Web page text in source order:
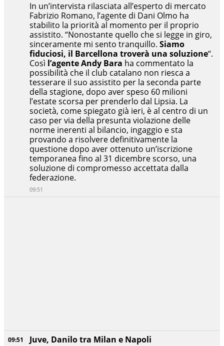
09:51
Juve, Danilo tra Milan e Napoli
In un’intervista rilasciata all’esperto di mercato
Fabrizio Romano, l’agente di Dani Olmo ha
stabilito la priorità al momento per il proprio
assistito. “Nonostante quello che si legge in giro,
sinceramente mi sento tranquillo. Siamo
fiduciosi, il Barcellona troverà una soluzione“.
Così l’agente Andy Bara ha commentato la
possibilità che il club catalano non riesca a
tesserare il suo assistito per la seconda parte
della stagione, dopo aver speso 60 milioni
l’estate scorsa per prenderlo dal Lipsia. La
società, come spiegato già ieri, è al centro di un
caso per via della presunta violazione delle
norme inerenti al bilancio, ingaggio e sta
provando a risolvere definitivamente la
questione dopo aver ottenuto un’iscrizione
temporanea fino al 31 dicembre scorso, una
soluzione di compromesso accettata dalla
federazione.
09:51